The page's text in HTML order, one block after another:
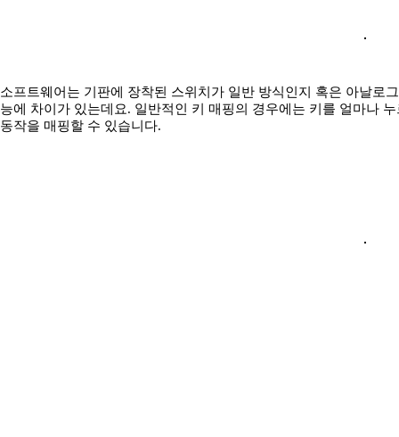
소프트웨어는 기판에 장착된 스위치가 일반 방식인지 혹은 아날로
능에 차이가 있는데요. 일반적인 키 매핑의 경우에는 키를 얼마나
동작을 매핑할 수 있습니다.